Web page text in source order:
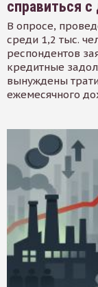
справиться с
В опросе,
среди 1,2 тыс.
респондентов
кредитные
вынуждены
ежемесячного